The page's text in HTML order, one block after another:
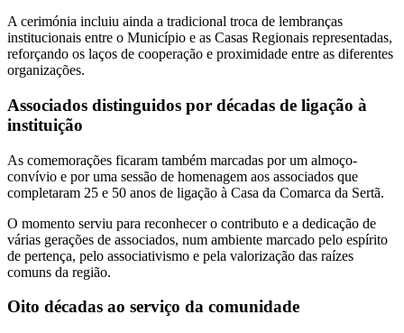
A cerimónia incluiu ainda a tradicional troca de lembranças
institucionais entre o Município e as Casas Regionais representadas,
reforçando os laços de cooperação e proximidade entre as diferentes
organizações.
Associados distinguidos por décadas de ligação à
instituição
As comemorações ficaram também marcadas por um almoço-
convívio e por uma sessão de homenagem aos associados que
completaram 25 e 50 anos de ligação à Casa da Comarca da Sertã.
O momento serviu para reconhecer o contributo e a dedicação de
várias gerações de associados, num ambiente marcado pelo espírito
de pertença, pelo associativismo e pela valorização das raízes
comuns da região.
Oito décadas ao serviço da comunidade